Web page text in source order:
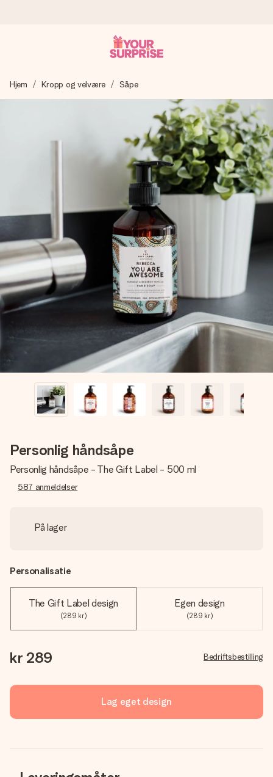
Vi lager dine gaver med omtanke og sender den avgårde så
raskt som mulig - slik at du kan gi gaven i tide, når den betyr
4,5 (basert på +15 000 anmeldelser)
Gavene våre inspirerer. Kundene gir oss 4,5 på Google
Gratis kort med hilsen
Lag noe unikt med bare noen få steg - med hennes navn,
et bilde av dere eller en beskjed som virkelig berører
hjertet. Ikke noe tull, bare masse kjærlighet i øyeblikket.
Hjem Kropp og velvære Såpe
Personlig håndsåpe
Personlig håndsåpe - The Gift Label - 500 ml
587 anmeldelser
På lager
Personalisatie
The Gift Label design
(289 kr)
Egen design
(289 kr)
kr 289 Bedriftsbestilling
Lag eget design